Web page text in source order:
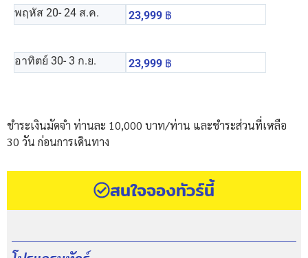
พฤหัส 20- 24 ส.ค. 23,999 ฿
อาทิตย์ 30- 3 ก.ย. 23,999 ฿
ชำระเงินมัดจำ ท่านละ 10,000 บาท/ท่าน และชำระส่วนที่เหลือ
30 วัน ก่อนการเดินทาง
สนใจจองทัวร์นี้